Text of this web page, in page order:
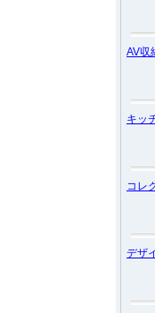
AV収
キッ
コレ
デザ